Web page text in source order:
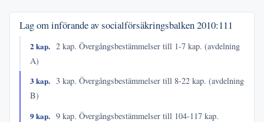
Lag om införande av socialförsäkringsbalken2010:111
2 kap. 2 kap. Övergångsbestämmelser till 1-7 kap. (avdelning
A)
3 kap. 3 kap. Övergångsbestämmelser till 8-22 kap. (avdelning
B)
9 kap. 9 kap. Övergångsbestämmelser till 104-117 kap.